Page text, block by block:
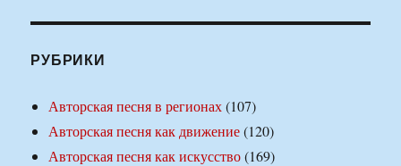
РУБРИКИ
Авторская песня в регионах(107)
Авторская песня как движение(120)
Авторская песня как искусство(169)